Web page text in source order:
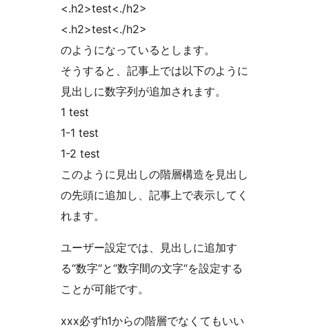
<.h2>test<./h2>
<.h2>test<./h2>
のようになっているとします。
そうすると、記事上では以下のように
見出しに数字列が追加されます。
1 test
1-1 test
1-2 test
このように見出しの階層構造を見出し
の先頭に追加し、記事上で表示してく
れます。
ユーザー設定では、見出しに追加す
る“数字“と“数字間の文字“を設定する
ことが可能です。
xxx必ずh1からの階層でなくてもいい